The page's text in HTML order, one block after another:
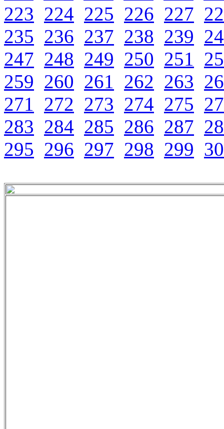
223 224 225 226 227
235 236 237 238 239
247 248 249 250 251
259 260 261 262 263
271 272 273 274 275
283 284 285 286 287
295 296 297 298 299